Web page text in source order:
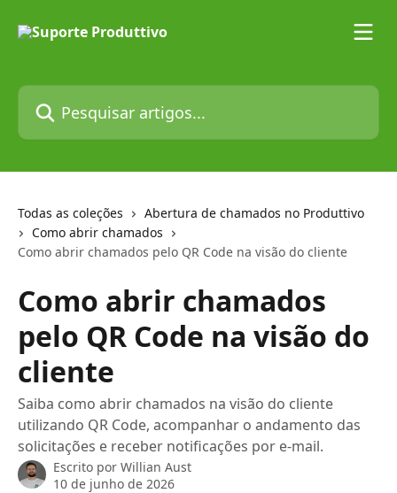
Pesquisar artigos...
Todas as coleções
Abertura de chamados no Produttivo
Como abrir chamados
Como abrir chamados pelo QR Code na visão do cliente
Como abrir chamados
pelo QR Code na visão do
cliente
Saiba como abrir chamados na visão do cliente
utilizando QR Code, acompanhar o andamento das
solicitações e receber notificações por e-mail.
Escrito por Willian Aust
10 de junho de 2026